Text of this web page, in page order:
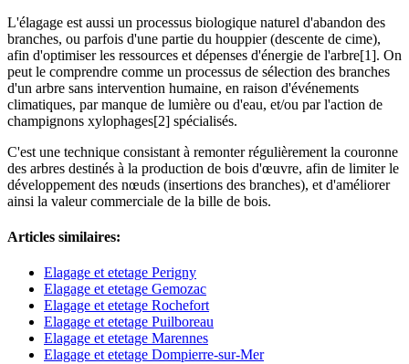
L'élagage est aussi un processus biologique naturel d'abandon des
branches, ou parfois d'une partie du houppier (descente de cime),
afin d'optimiser les ressources et dépenses d'énergie de l'arbre[1]. On
peut le comprendre comme un processus de sélection des branches
d'un arbre sans intervention humaine, en raison d'événements
climatiques, par manque de lumière ou d'eau, et/ou par l'action de
champignons xylophages[2] spécialisés.
C'est une technique consistant à remonter régulièrement la couronne
des arbres destinés à la production de bois d'œuvre, afin de limiter le
développement des nœuds (insertions des branches), et d'améliorer
ainsi la valeur commerciale de la bille de bois.
Articles similaires:
Elagage et etetage Perigny
Elagage et etetage Gemozac
Elagage et etetage Rochefort
Elagage et etetage Puilboreau
Elagage et etetage Marennes
Elagage et etetage Dompierre-sur-Mer